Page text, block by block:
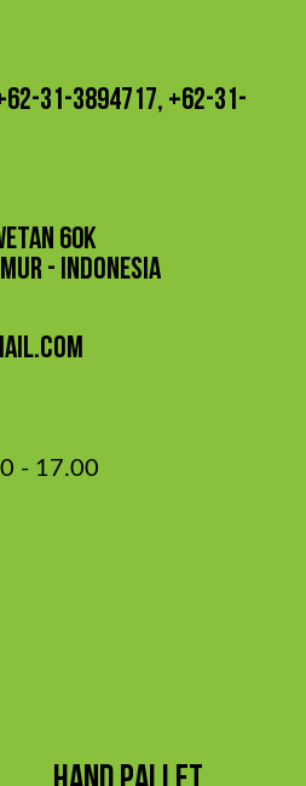
31-3894717, +62-31-
60K
- Indonesia
- 17.00